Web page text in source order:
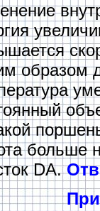
образом
больше
DA.